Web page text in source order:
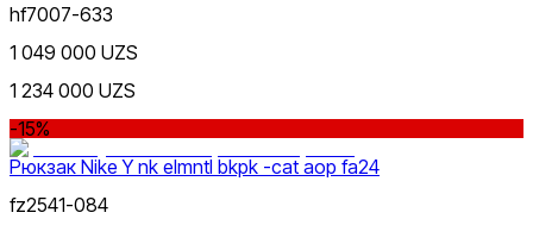
hf7007-633
1 049 000 UZS
1 234 000 UZS
-15%
Рюкзак Nike Y nk elmntl bkpk -cat aop fa24
fz2541-084